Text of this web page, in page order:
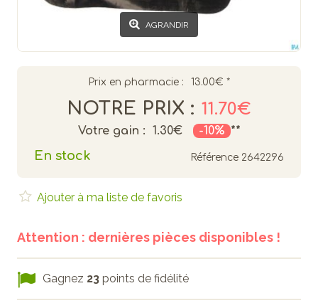
AGRANDIR
Prix en pharmacie : 13.00€ *
NOTRE PRIX : 11.70€
Votre gain : 1.30€ -10% **
En stock Référence 2642296
Attention : dernières pièces disponibles !
Ajouter à ma liste de favoris
Gagnez 23 points de fidélité